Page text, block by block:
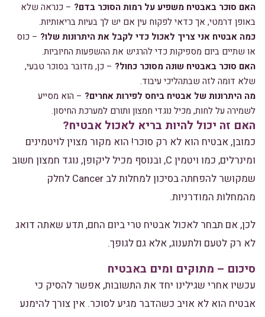
האם סוכר באבטיח משפיע על רמות הסוכר בדם? – כנראה שלא
באופן דרמטי, אך כדאי לפקוח עין אם יש לך בעיות בריאותיות.
כמה אבטיח אני צריך לאכול כדי לקבל את היתרונות שלו? – כוס
או שתיים ביום מספיקות כדי להרגיש את ההשפעות החיוביות.
האם סוכר באבטיח שונה מסוכר כחול? – כן, מדובר בסוכר טבעי,
שלא דומה לזה שבתהליכי עיבוד.
מה היתרונות של אבטיח ביחס לפירות אחרים? – הוא מסייע
לשמירה על לחות, מכיל נוגדי חמצון ותורם למערכת החיסון.
האם זה יכול להיות בריא לאכול אבטיח?
כמובן, אבטיח הוא לא רק סוכר! הוא מקור מצוין לויטמינים
ומינרלים, כמו ויטמין C, ובנוסף מכיל ליקופן, נוגד חמצון חשוב
שמקושר להפחתה בסיכון למחלות לב Cancer לחלק
מהמחלות המודרניות.
לכן, אם תבחר לאכול אבטיח טרי ביום החם, תדע שאתה דואג
לא רק לטעם ולתענוג, אלא גם לגופך.
סיכום – מתוקים ומים באבטיח
עכשיו אחרי שגילינו יחד את התשובות, אפשר להסיק כי
אבטיח הוא לא אויב כשהדבר מגיע לסוכר. אין צורך להימנע